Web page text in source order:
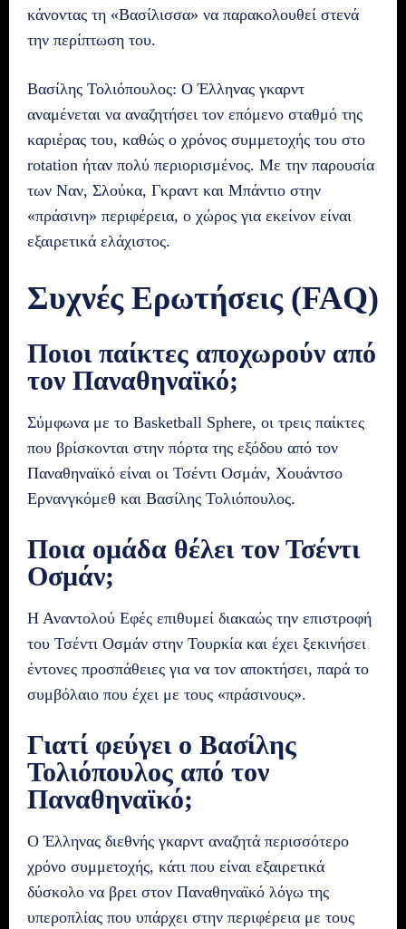
κάνοντας τη «Βασίλισσα» να παρακολουθεί στενά
την περίπτωση του.
Βασίλης Τολιόπουλος: Ο Έλληνας γκαρντ
αναμένεται να αναζητήσει τον επόμενο σταθμό της
καριέρας του, καθώς ο χρόνος συμμετοχής του στο
rotation ήταν πολύ περιορισμένος. Με την παρουσία
των Ναν, Σλούκα, Γκραντ και Μπάντιο στην
«πράσινη» περιφέρεια, ο χώρος για εκείνον είναι
εξαιρετικά ελάχιστος.
Συχνές Ερωτήσεις (FAQ)
Ποιοι παίκτες αποχωρούν από
τον Παναθηναϊκό;
Σύμφωνα με το Basketball Sphere, οι τρεις παίκτες
που βρίσκονται στην πόρτα της εξόδου από τον
Παναθηναϊκό είναι οι Τσέντι Οσμάν, Χουάντσο
Ερνανγκόμεθ και Βασίλης Τολιόπουλος.
Ποια ομάδα θέλει τον Τσέντι
Οσμάν;
Η Αναντολού Εφές επιθυμεί διακαώς την επιστροφή
του Τσέντι Οσμάν στην Τουρκία και έχει ξεκινήσει
έντονες προσπάθειες για να τον αποκτήσει, παρά το
συμβόλαιο που έχει με τους «πράσινους».
Γιατί φεύγει ο Βασίλης
Τολιόπουλος από τον
Παναθηναϊκό;
Ο Έλληνας διεθνής γκαρντ αναζητά περισσότερο
χρόνο συμμετοχής, κάτι που είναι εξαιρετικά
δύσκολο να βρει στον Παναθηναϊκό λόγω της
υπεροπλίας που υπάρχει στην περιφέρεια με τους